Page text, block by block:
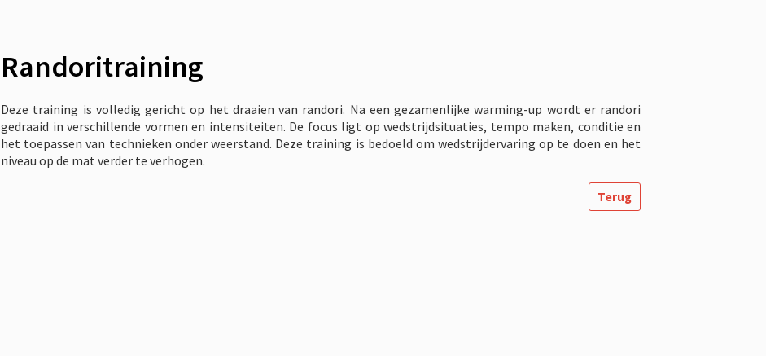
Randoritraining
Deze training is volledig gericht op het draaien van randori. Na een gezamenlijke warming-up wordt er randori
gedraaid in verschillende vormen en intensiteiten. De focus ligt op wedstrijdsituaties, tempo maken, conditie en
het toepassen van technieken onder weerstand. Deze training is bedoeld om wedstrijdervaring op te doen en het
niveau op de mat verder te verhogen.
Terug